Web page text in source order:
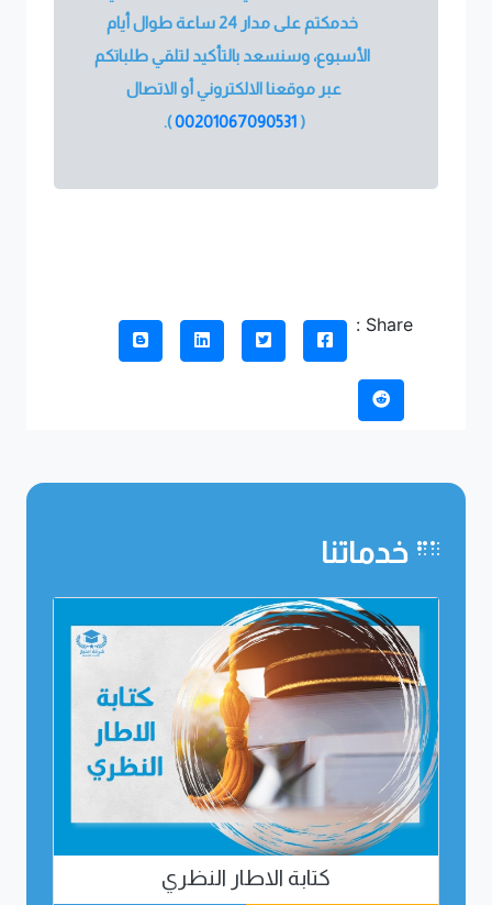
خدمكتم على مدار 24 ساعة طوال أيام
الأسبوع، وسنسعد بالتأكيد لتلقي طلباتكم
عبر موقعنا الالكتروني أو الاتصال
(
00201067090531
).
Share :
خدماتنا
كتابة الاطار النظري